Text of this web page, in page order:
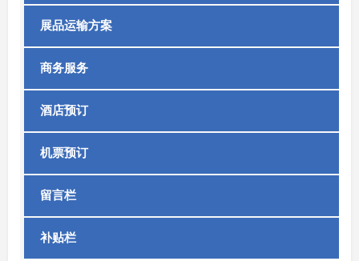
展品运输方案
商务服务
酒店预订
机票预订
留言栏
补贴栏